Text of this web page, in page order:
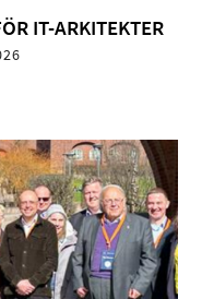
IT-ARKITEKTER